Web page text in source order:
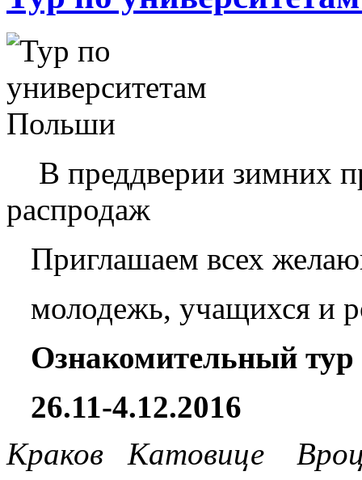
В преддверии зимних
распродаж
Приглашаем всех
молодежь, учащихся и
Ознакомительный
26.11-4.12.2016
Краков Катовице